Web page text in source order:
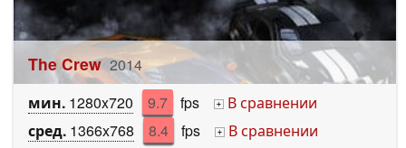
The Crew 2014
мин. 1280x720 9.7 fps +
В сравнении
сред. 1366x768 8.4 fps +
В сравнении